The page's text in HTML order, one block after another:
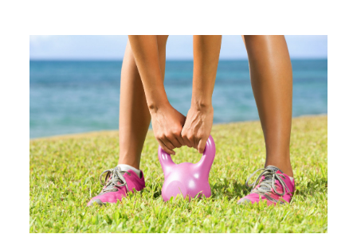
KURSE
PREISE
TEAM
JOBS